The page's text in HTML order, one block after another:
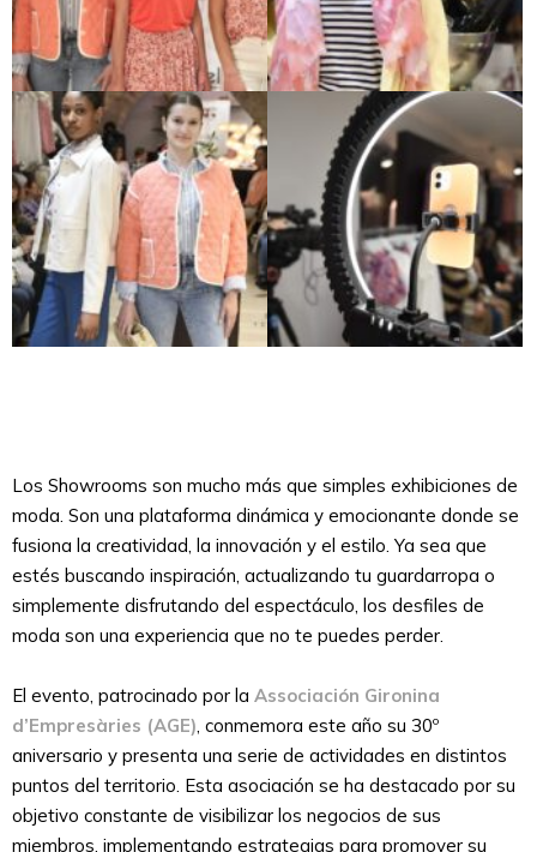
Los Showrooms son mucho más que simples exhibiciones de
moda. Son una plataforma dinámica y emocionante donde se
fusiona la creatividad, la innovación y el estilo. Ya sea que
estés buscando inspiración, actualizando tu guardarropa o
simplemente disfrutando del espectáculo, los desfiles de
moda son una experiencia que no te puedes perder.
El evento, patrocinado por la Associación Gironina
d’Empresàries (AGE) , conmemora este año su 30º
aniversario y presenta una serie de actividades en distintos
puntos del territorio. Esta asociación se ha destacado por su
objetivo constante de visibilizar los negocios de sus
miembros, implementando estrategias para promover su